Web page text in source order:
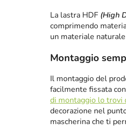
La lastra HDF (High
comprimendo
un materiale
Montaggio
Il montaggio del
facilmente fissata
di montaggio lo trovi
decorazione nel
mascherina che ti